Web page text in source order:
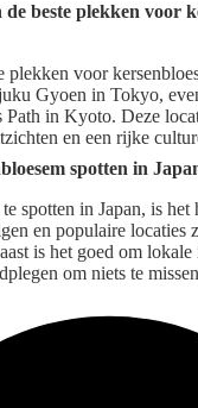
beste plekken voor
plekken voor
Gyoen in Tokyo,
Path in Kyoto. Deze
en een rijke
spotten in
spotten in Japan, is het
en populaire locaties
is het goed om
om niets te